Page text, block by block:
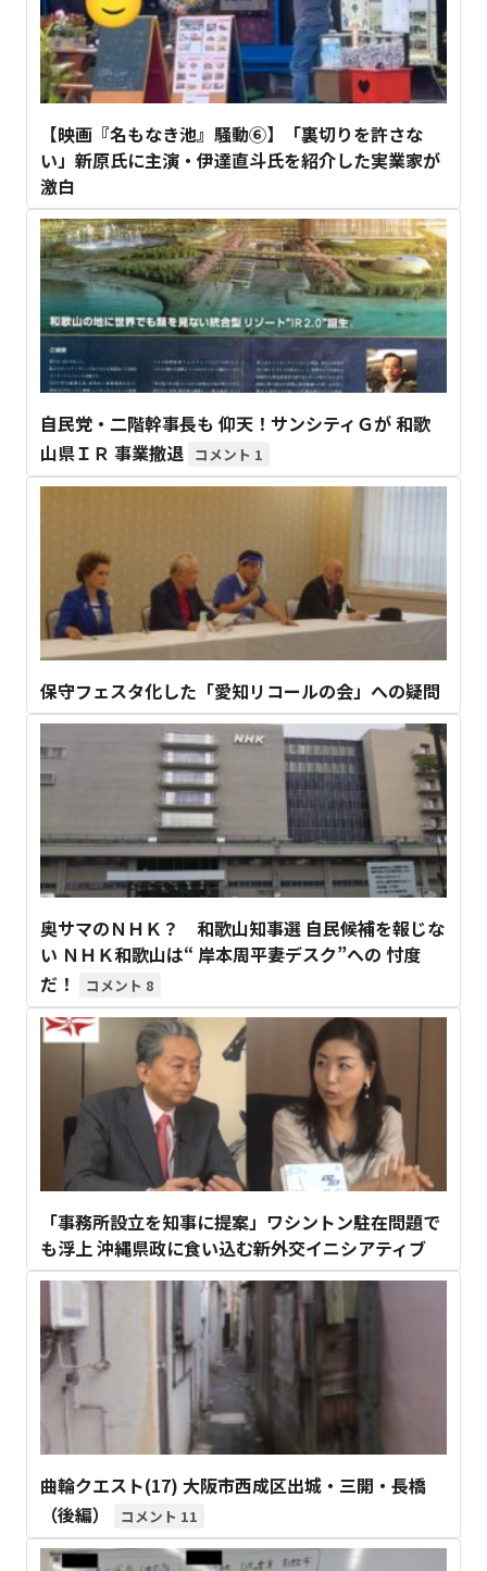
【映画『名もなき池』騒動⑥】「裏切りを許さな
い」新原氏に主演・伊達直斗氏を紹介した実業家が
激白
自民党・二階幹事長も 仰天！サンシティＧが 和歌
山県ＩＲ 事業撤退
1
保守フェスタ化した「愛知リコールの会」への疑問
奥サマのＮＨＫ？ 和歌山知事選 自民候補を報じな
い ＮＨＫ和歌山は“ 岸本周平妻デスク”への 忖度
だ！
8
「事務所設立を知事に提案」ワシントン駐在問題で
も浮上 沖縄県政に食い込む新外交イニシアティブ
曲輪クエスト(17) 大阪市西成区出城・三開・長橋
（後編）
11